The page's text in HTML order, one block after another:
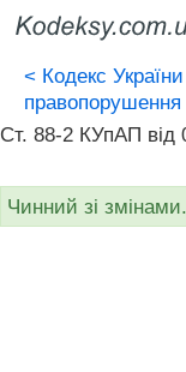
< Кодекс
правопорушення
Ст. 88-2 КУпАП вiд
Чинний зі